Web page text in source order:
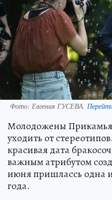
Фото: Евгения ГУСЕВА.
Молодожены Прикамья
уходить от
красивая дата
важным атрибутом
июня пришлассь одна
года.